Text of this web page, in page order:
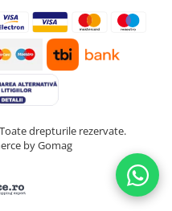
drepturile rezervate.
by Gomag